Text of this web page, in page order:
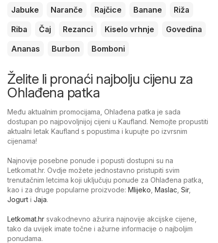
Jabuke
Naranče Rajčice Banane
Riža
Riba
Čaj Rezanci Kiselo vrhnje
Govedina
Ananas
Burbon Bomboni
Želite li pronaći najbolju cijenu za
Ohlađena patka
Među aktualnim promocijama, Ohlađena patka je sada
dostupan po najpovoljnijoj cijeni u Kaufland. Nemojte propustiti
aktualni letak Kaufland s popustima i kupujte po izvrsnim
cijenama!
Najnovije posebne ponude i popusti dostupni su na
Letkomat.hr. Ovdje možete jednostavno pristupiti svim
trenutačnim letcima koji uključuju ponude za Ohlađena patka,
kao i za druge popularne proizvode: Mlijeko Maslac Sir,
Jogurt i Jaja.
Letkomat.hr svakodnevno ažurira najnovije akcijske cijene,
tako da uvijek imate točne i ažurne informacije o najboljim
ponudama.